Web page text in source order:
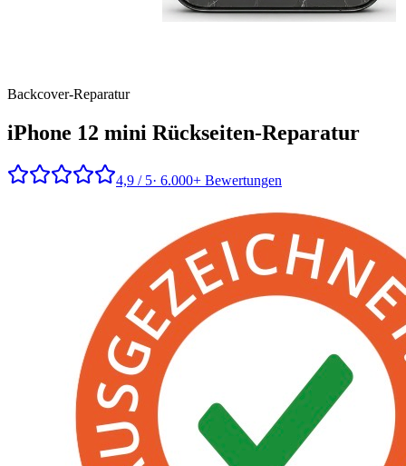
Backcover-Reparatur
iPhone 12 mini Rückseiten-Reparatur
4,9 / 5· 6.000+ Bewertungen